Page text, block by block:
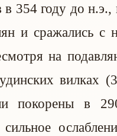
в 354 году до
и сражались с
на
вилках
покорены в